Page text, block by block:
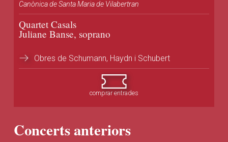
Canònica de Santa Maria de Vilabertran
Quartet Casals
Juliane Banse, soprano
Obres de Schumann, Haydn i Schubert
comprar entrades
Concerts anteriors